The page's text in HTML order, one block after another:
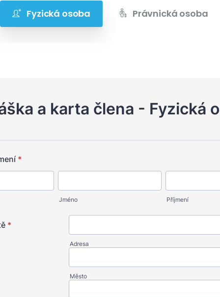
Fyzická osoba Právnická osoba